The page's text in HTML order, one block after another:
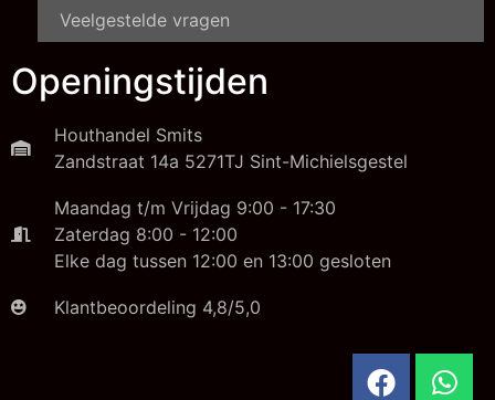
Veelgestelde vragen
Openingstijden
Houthandel Smits
Zandstraat 14a 5271TJ Sint-Michielsgestel
Maandag t/m Vrijdag 9:00 - 17:30
Zaterdag 8:00 - 12:00
Elke dag tussen 12:00 en 13:00 gesloten
Klantbeoordeling 4,8/5,0